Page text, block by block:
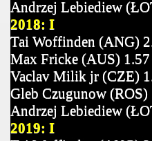
Andrzej Lebiediew
2018: I
Tai Woffinden (ANG)
Max Fricke (AUS)
Vaclav Milik jr (CZE)
Gleb Czugunow (ROS)
Andrzej Lebiediew
2019: I